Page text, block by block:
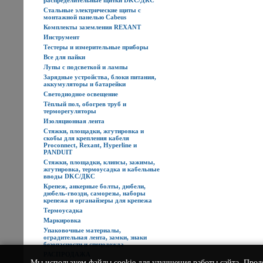
Стальные электрические щиты с
монтажной панелью Cabeus
Комплекты заземления REXANT
Инструмент
Тестеры и измерительные приборы
Все для пайки
Лупы с подсветкой и лампы
Зарядные устройства, блоки питания,
аккумуляторы и батарейки
Светодиодное освещение
Тёплый пол, обогрев труб и
терморегуляторы
Изоляционная лента
Стяжки, площадки, жгутировка и
скобы для крепления кабеля
Proconnect, Rexant, Hyperline и
PANDUIT
Стяжки, площадки, клипсы, зажимы,
жгутировка, термоусадка и кабельные
вводы DKC/ДКС
Крепеж, анкерные болты, дюбели,
дюбель-гвозди, саморезы, наборы
крепежа и органайзеры для крепежа
Термоусадка
Маркировка
Упаковочные материалы,
оградительная лента, замки, знаки
безопасности и спецодежда